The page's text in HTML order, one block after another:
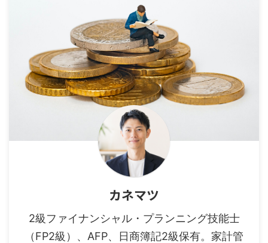
カネマツ
2級ファイナンシャル・プランニング技能士
（FP2級）、AFP、日商簿記2級保有。家計管